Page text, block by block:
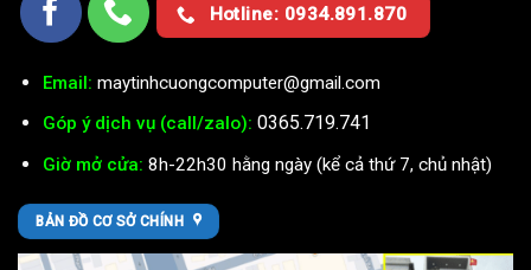
Hotline: 0934.891.870
Email: maytinhcuongcomputer@gmail.com
Góp ý dịch vụ (call/zalo): 0365.719.741
Giờ mở cửa: 8h-22h30 hằng ngày (kể cả thứ 7, chủ nhật)
BẢN ĐỒ CƠ SỞ CHÍNH